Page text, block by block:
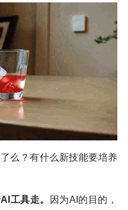
么？有什么新技能要培养
工具走。
因为AI的目的，